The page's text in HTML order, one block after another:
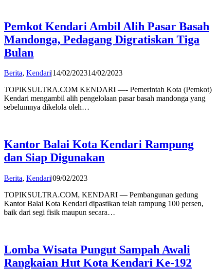
Pemkot Kendari Ambil Alih Pasar Basah
Mandonga, Pedagang Digratiskan Tiga
Bulan
Berita, Kendari 14/02/202314/02/2023by
TOPIKSULTRA.COM KENDARI —- Pemerintah Kota (Pemkot)
Kendari mengambil alih pengelolaan pasar basah mandonga yang
sebelumnya dikelola oleh…
Kantor Balai Kota Kendari Rampung
dan Siap Digunakan
Berita, Kendari|09/02/2023by
TOPIKSULTRA.COM, KENDARI — Pembangunan gedung
Kantor Balai Kota Kendari dipastikan telah rampung 100 persen,
baik dari segi fisik maupun secara…
Lomba Wisata Pungut Sampah Awali
Rangkaian Hut Kota Kendari Ke-192